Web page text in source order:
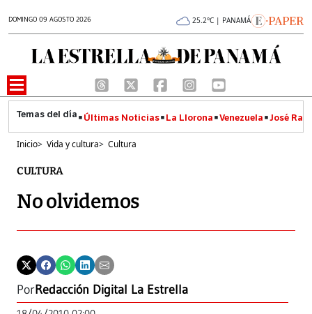
DOMINGO 09 AGOSTO 2026 25.2°C | PANAMÁ
Últimas Noticias La Llorona Venezuela José
Inicio> Vida y cultura> Cultura
CULTURA
No olvidemos
PorRedacción Digital La Estrella